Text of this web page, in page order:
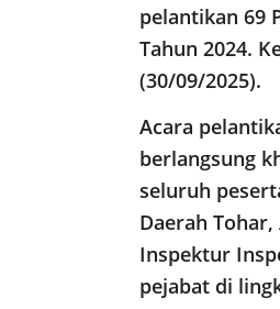
pelantikan 69
Tahun 2024.
(30/09/2025).
Acara
berlangsung
seluruh
Daerah
Inspektur
pejabat di